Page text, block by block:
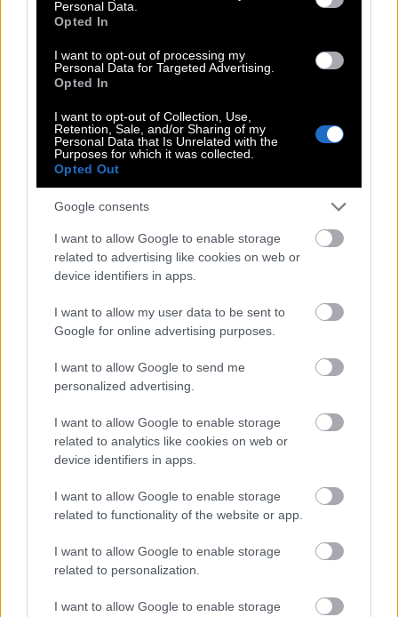
Personal Data.
Opted In
I want to opt-out of processing my
Personal Data for Targeted Advertising.
Opted In
I want to opt-out of Collection, Use,
Retention, Sale, and/or Sharing of my
Personal Data that Is Unrelated with the
Purposes for which it was collected.
Opted Out
Google consents
I want to allow Google to enable storage
related to advertising like cookies on web or
device identifiers in apps.
I want to allow my user data to be sent to
Google for online advertising purposes.
I want to allow Google to send me
personalized advertising.
I want to allow Google to enable storage
related to analytics like cookies on web or
device identifiers in apps.
I want to allow Google to enable storage
related to functionality of the website or app.
I want to allow Google to enable storage
related to personalization.
I want to allow Google to enable storage
Ένα ακόμη ενδιαφέρον στοιχείο είναι η σχέση
του Νίκου Κουφού με τον αθλητισμό
αντιπρόεδρος του ΠΑΟΚ, ενώ διατηρούσε στενή
Σαράφη, μία από τις σημαντικότερες μορφές στην